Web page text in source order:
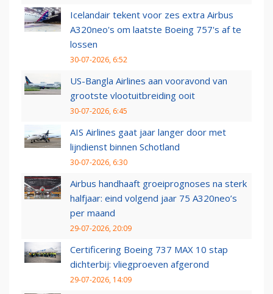
Icelandair tekent voor zes extra Airbus
A320neo's om laatste Boeing 757's af te
lossen
30-07-2026, 6:52
US-Bangla Airlines aan vooravond van
grootste vlootuitbreiding ooit
30-07-2026, 6:45
AIS Airlines gaat jaar langer door met
lijndienst binnen Schotland
30-07-2026, 6:30
Airbus handhaaft groeiprognoses na sterk
halfjaar: eind volgend jaar 75 A320neo’s
per maand
29-07-2026, 20:09
Certificering Boeing 737 MAX 10 stap
dichterbij: vliegproeven afgerond
29-07-2026, 14:09